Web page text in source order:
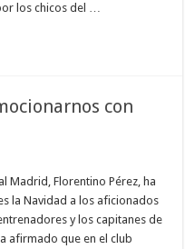
los chicos del …
con
Madrid, Florentino Pérez, ha
la Navidad a los aficionados
y los capitanes de
afirmado que en el club